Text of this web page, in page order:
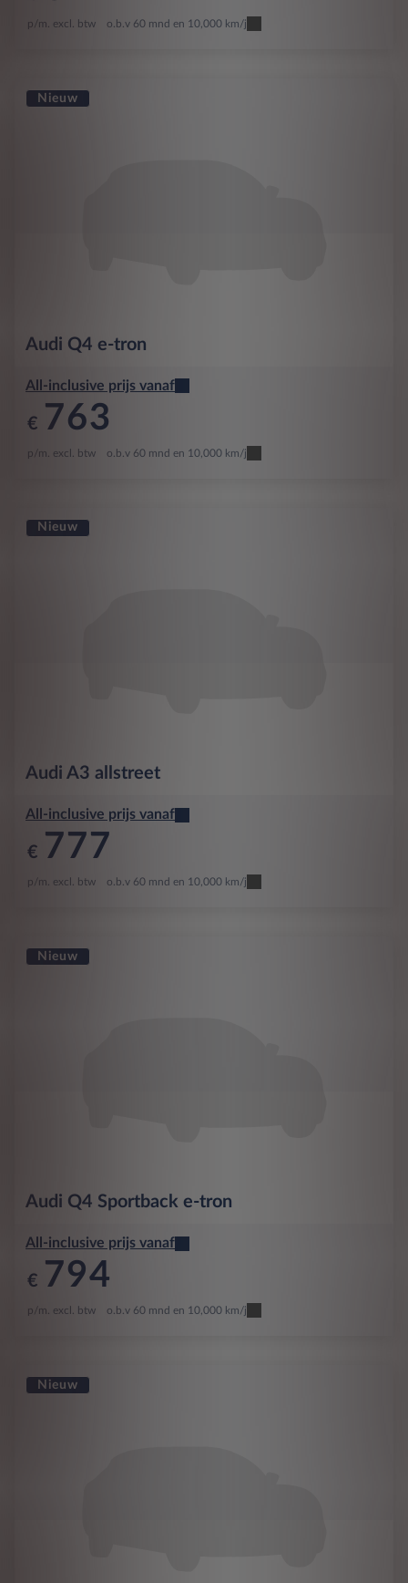
p/m. excl. btw o.b.v 60 mnd en 10,000 km/j
Nieuw
Audi Q4 e-tron
All-inclusive prijs vanaf
€ 763
p/m. excl. btw o.b.v 60 mnd en 10,000 km/j
Nieuw
Audi A3 allstreet
All-inclusive prijs vanaf
€ 777
p/m. excl. btw o.b.v 60 mnd en 10,000 km/j
Nieuw
Audi Q4 Sportback e-tron
All-inclusive prijs vanaf
€ 794
p/m. excl. btw o.b.v 60 mnd en 10,000 km/j
Nieuw